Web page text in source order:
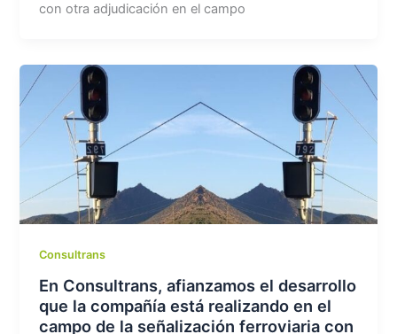
con otra adjudicación en el campo
Consultrans
En Consultrans, afianzamos el desarrollo
que la compañía está realizando en el
campo de la señalización ferroviaria con